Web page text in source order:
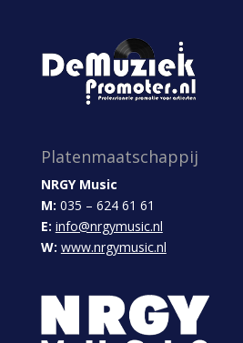
Platenmaatschappij
NRGY Music
M: 035 – 624 61 61
E: info@nrgymusic.nl
W: www.nrgymusic.nl